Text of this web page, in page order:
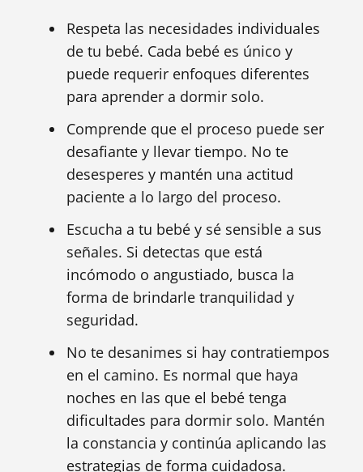
Respeta las necesidades individuales
de tu bebé. Cada bebé es único y
puede requerir enfoques diferentes
para aprender a dormir solo.
Comprende que el proceso puede ser
desafiante y llevar tiempo. No te
desesperes y mantén una actitud
paciente a lo largo del proceso.
Escucha a tu bebé y sé sensible a sus
señales. Si detectas que está
incómodo o angustiado, busca la
forma de brindarle tranquilidad y
seguridad.
No te desanimes si hay contratiempos
en el camino. Es normal que haya
noches en las que el bebé tenga
dificultades para dormir solo. Mantén
la constancia y continúa aplicando las
estrategias de forma cuidadosa.